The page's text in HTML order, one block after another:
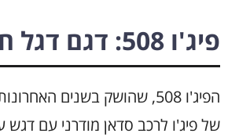
פיג'ו 508: דגם דגל חדשני
הפיג'ו 508, שהושק בשנים
של פיג'ו לרכב סדאן מודרני עם דגש